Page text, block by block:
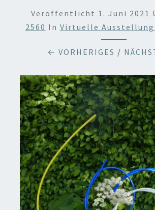
Veröffentlicht 1. Juni 2021
2560 In Virtuelle Ausstellung
← VORHERIGES /